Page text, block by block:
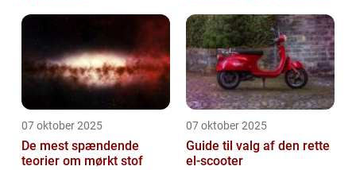
07 oktober 2025
De mest spændende
teorier om mørkt stof
07 oktober 2025
Guide til valg af den rette
el-scooter